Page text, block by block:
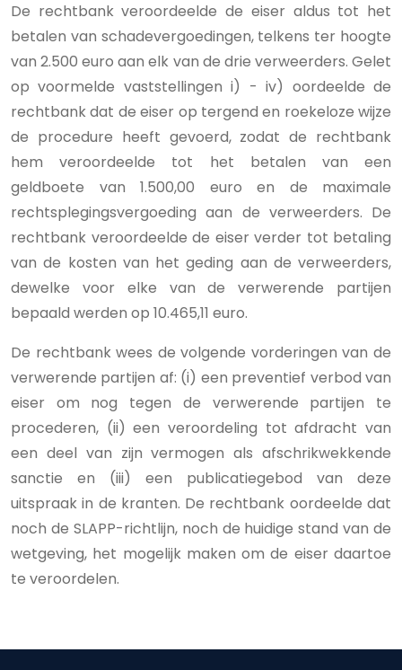
De rechtbank veroordeelde de eiser aldus tot het
betalen van schadevergoedingen, telkens ter hoogte
van 2.500 euro aan elk van de drie verweerders. Gelet
op voormelde vaststellingen i) - iv) oordeelde de
rechtbank dat de eiser op tergend en roekeloze wijze
de procedure heeft gevoerd, zodat de rechtbank
hem veroordeelde tot het betalen van een
geldboete van 1.500,00 euro en de maximale
rechtsplegingsvergoeding aan de verweerders. De
rechtbank veroordeelde de eiser verder tot betaling
van de kosten van het geding aan de verweerders,
dewelke voor elke van de verwerende partijen
bepaald werden op 10.465,11 euro.
De rechtbank wees de volgende vorderingen van de
verwerende partijen af: (i) een preventief verbod van
eiser om nog tegen de verwerende partijen te
procederen, (ii) een veroordeling tot afdracht van
een deel van zijn vermogen als afschrikwekkende
sanctie en (iii) een publicatiegebod van deze
uitspraak in de kranten. De rechtbank oordeelde dat
noch de SLAPP-richtlijn, noch de huidige stand van de
wetgeving, het mogelijk maken om de eiser daartoe
te veroordelen.